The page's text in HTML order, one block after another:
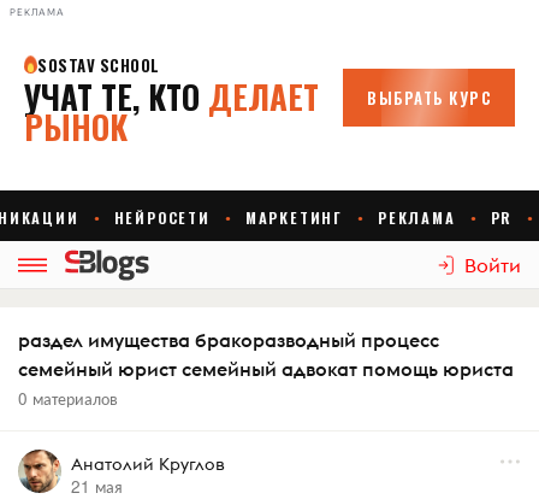
РЕКЛАМА
Войти
раздел имущества бракоразводный процесс
семейный юрист семейный адвокат помощь юриста
0 материалов
Анатолий Круглов
21 мая